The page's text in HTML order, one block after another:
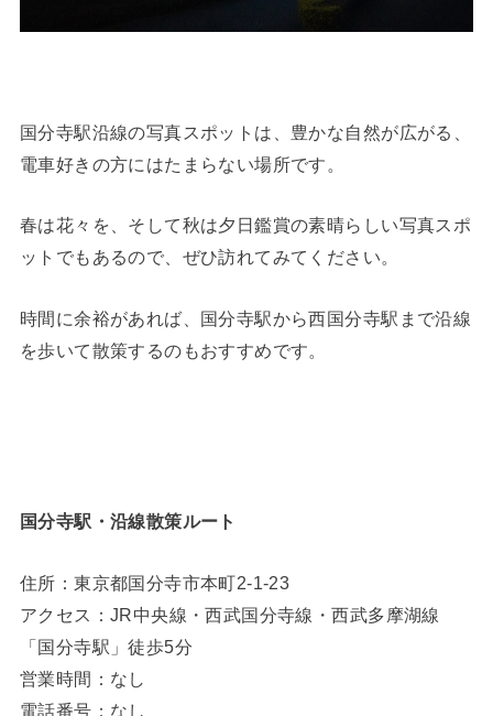
国分寺駅沿線の写真スポットは、豊かな自然が広がる、
電車好きの方にはたまらない場所です。
春は花々を、そして秋は夕日鑑賞の素晴らしい写真スポ
ットでもあるので、ぜひ訪れてみてください。
時間に余裕があれば、国分寺駅から西国分寺駅まで沿線
を歩いて散策するのもおすすめです。
国分寺駅・沿線散策ルート
住所：東京都国分寺市本町2-1-23
アクセス：JR中央線・西武国分寺線・西武多摩湖線
「国分寺駅」徒歩5分
営業時間：なし
電話番号：なし